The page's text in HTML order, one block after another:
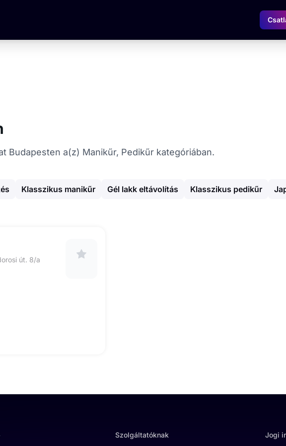
Budapesten a(z) Manikűr, Pedikűr kategóriában.
Klasszikus manikűr Gél lakk eltávolítás Klasszikus pedikűr
út. 8/a
Szolgáltatóknak Jogi